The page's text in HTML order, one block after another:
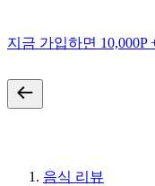
지금 가입하면 10,000P
음식 리뷰